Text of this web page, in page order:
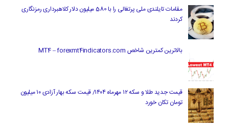
مقامات تایلندی ملی پرتغالی را با 580 میلیون دلار کلاهبرداری رمزنگاری
کردند
بالاترین کمترین شاخص MT4 – forexmt4indicators.com
قیمت جدید طلا و سکه ۱۲ مهرماه ۱۴۰۴/ قیمت سکه بهار آزادی ۱۰ میلیون
تومان تکان خورد